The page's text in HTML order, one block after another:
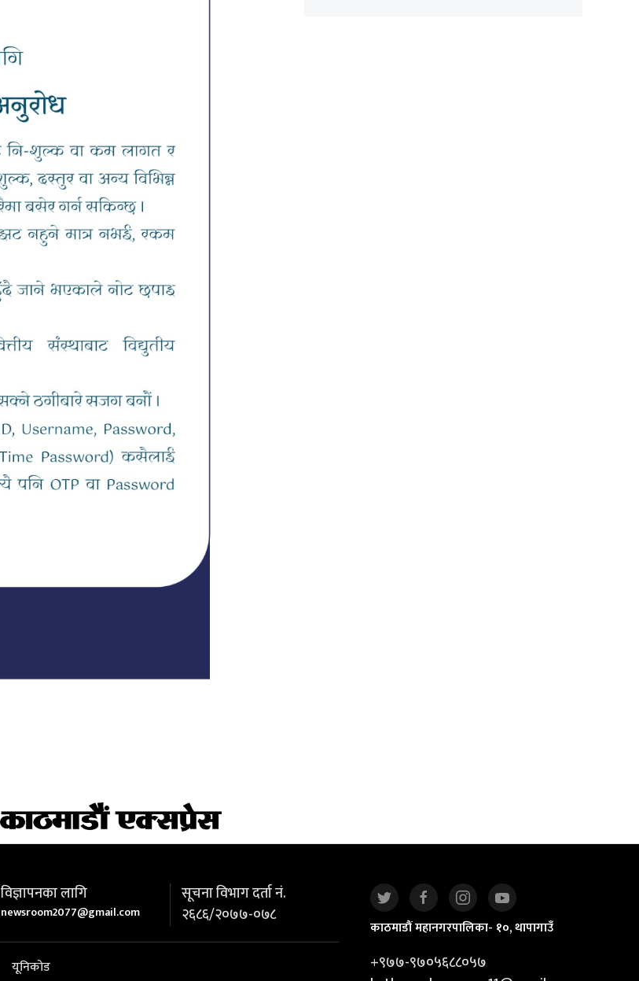
विज्ञापनका लागि
newsroom2077@gmail.com
सूचना विभाग दर्ता नं.
२६८६/२०७७-०७८
यूनिकोड
काठमाडौं महानगरपालिका- १०, थापागाउँ
+९७७-९७०५६८८०५७